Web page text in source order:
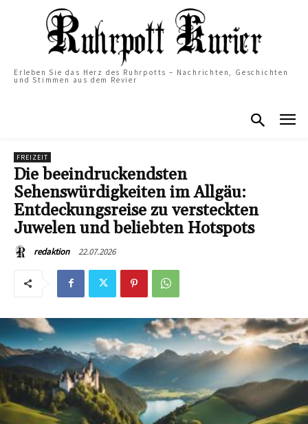
Erleben Sie das Herz des Ruhrpotts – Nachrichten, Geschichten
und Stimmen aus dem Revier
FREIZEIT
Die beeindruckendsten
Sehenswürdigkeiten im Allgäu:
Entdeckungsreise zu versteckten
Juwelen und beliebten Hotspots
redaktion 22.07.2026